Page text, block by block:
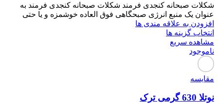
شکلات صبحانه کنجدی فرمند شکلات صبحانه کنجدی فرمند به
عنوان یک منبع انرژی صبحگاهی فوق العاده خوشمزه و یا حتی
افزودن به علاقه مندی ها
انتخاب گزینه ها
مشاهده سریع
ناموجود
مقایسه
نوتلا 630 گرمی ترک